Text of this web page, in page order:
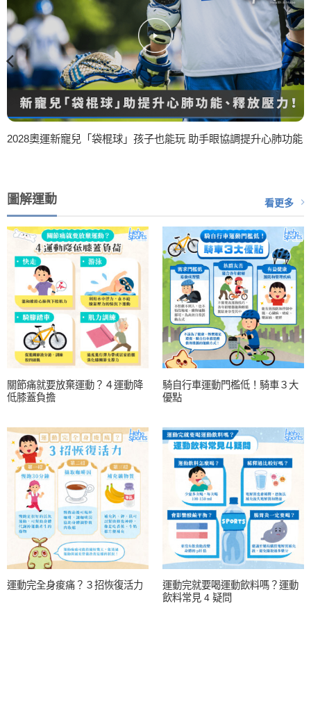
2028奧運新寵兒「袋棍球」孩子也能玩 助手眼協調提升心肺功能
圖解運動 看更多
關節痛就要放棄運動？４運動降
低膝蓋負擔
騎自行車運動門檻低！騎車３大
優點
運動完全身痠痛？３招恢復活力
運動完就要喝運動飲料嗎？運動
飲料常見 4 疑問